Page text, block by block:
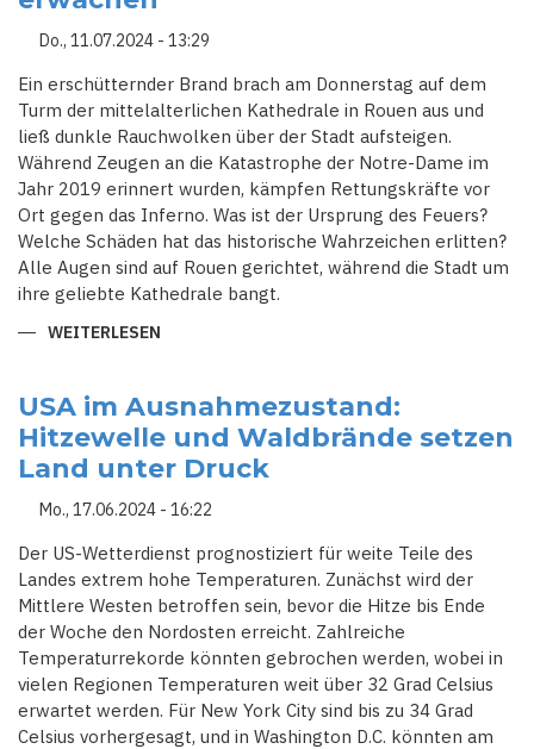
Do., 11.07.2024 - 13:29
Ein erschütternder Brand brach am Donnerstag auf dem
Turm der mittelalterlichen Kathedrale in Rouen aus und
ließ dunkle Rauchwolken über der Stadt aufsteigen.
Während Zeugen an die Katastrophe der Notre-Dame im
Jahr 2019 erinnert wurden, kämpfen Rettungskräfte vor
Ort gegen das Inferno. Was ist der Ursprung des Feuers?
Welche Schäden hat das historische Wahrzeichen erlitten?
Alle Augen sind auf Rouen gerichtet, während die Stadt um
ihre geliebte Kathedrale bangt.
WEITERLESEN
ERINNERUNGEN
AN
NOTRE-
DAME
ERWACHEN
USA im Ausnahmezustand:
Hitzewelle und Waldbrände setzen
Land unter Druck
Mo., 17.06.2024 - 16:22
Der US-Wetterdienst prognostiziert für weite Teile des
Landes extrem hohe Temperaturen. Zunächst wird der
Mittlere Westen betroffen sein, bevor die Hitze bis Ende
der Woche den Nordosten erreicht. Zahlreiche
Temperaturrekorde könnten gebrochen werden, wobei in
vielen Regionen Temperaturen weit über 32 Grad Celsius
erwartet werden. Für New York City sind bis zu 34 Grad
Celsius vorhergesagt, und in Washington D.C. könnten am